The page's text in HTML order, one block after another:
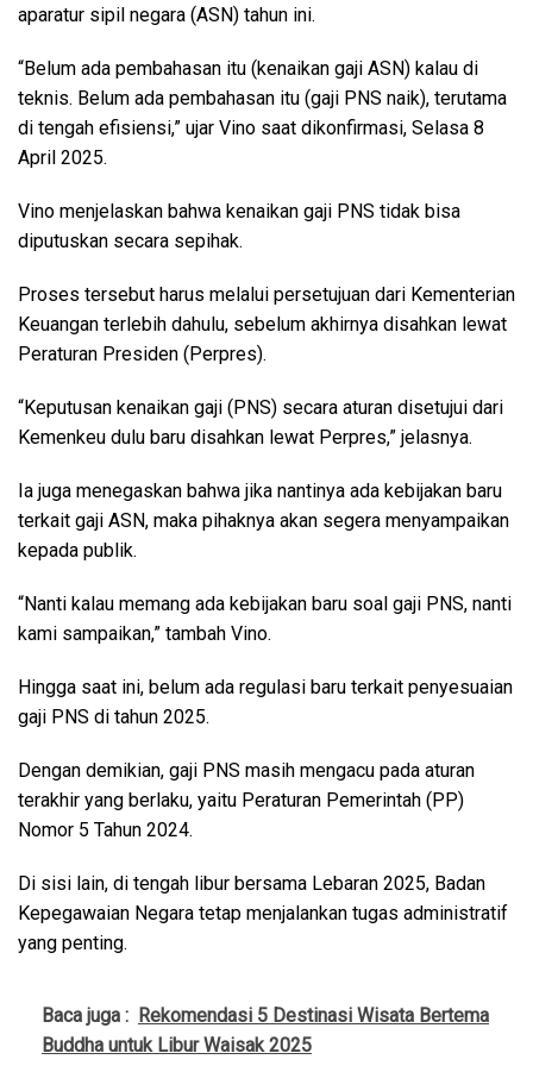
aparatur sipil negara (ASN) tahun ini.
“Belum ada pembahasan itu (kenaikan gaji ASN) kalau di
teknis. Belum ada pembahasan itu (gaji PNS naik), terutama
di tengah efisiensi,” ujar Vino saat dikonfirmasi, Selasa 8
April 2025.
Vino menjelaskan bahwa kenaikan gaji PNS tidak bisa
diputuskan secara sepihak.
Proses tersebut harus melalui persetujuan dari Kementerian
Keuangan terlebih dahulu, sebelum akhirnya disahkan lewat
Peraturan Presiden (Perpres).
“Keputusan kenaikan gaji (PNS) secara aturan disetujui dari
Kemenkeu dulu baru disahkan lewat Perpres,” jelasnya.
Ia juga menegaskan bahwa jika nantinya ada kebijakan baru
terkait gaji ASN, maka pihaknya akan segera menyampaikan
kepada publik.
“Nanti kalau memang ada kebijakan baru soal gaji PNS, nanti
kami sampaikan,” tambah Vino.
Hingga saat ini, belum ada regulasi baru terkait penyesuaian
gaji PNS di tahun 2025.
Dengan demikian, gaji PNS masih mengacu pada aturan
terakhir yang berlaku, yaitu Peraturan Pemerintah (PP)
Nomor 5 Tahun 2024.
Di sisi lain, di tengah libur bersama Lebaran 2025, Badan
Kepegawaian Negara tetap menjalankan tugas administratif
yang penting.
Baca juga : Rekomendasi 5 Destinasi Wisata Bertema
Buddha untuk Libur Waisak 2025